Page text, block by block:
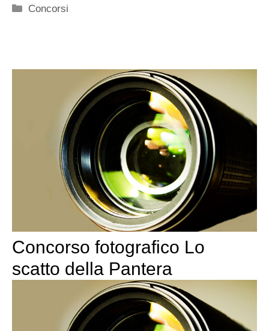
Categorie
Concorsi
Concorso fotografico Lo
scatto della Pantera